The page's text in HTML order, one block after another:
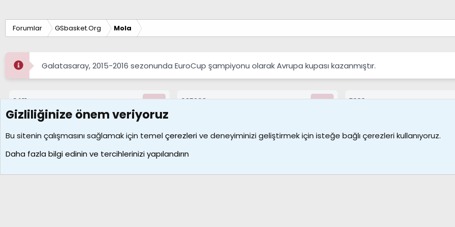
Forumlar GSbasket.Org Mola
Galatasaray, 2015-2016 sezonunda EuroCup şampiyonu olarak Avrupa kupası kazanmıştır.
8411
Konular
687208
7388
Çerezler Bize ulaşın
Galatasaray Basketbol | GS Basket Taraftar Platformu
Gizliliğinize önem veriyoruz
Bu sitenin çalışmasını sağlamak için temelçerezlerive deneyiminizi geliştirmek için isteğe bağlı çerezleri kullanıyoruz.
Daha fazla bilgi edinin ve tercihlerinizi yapılandırın